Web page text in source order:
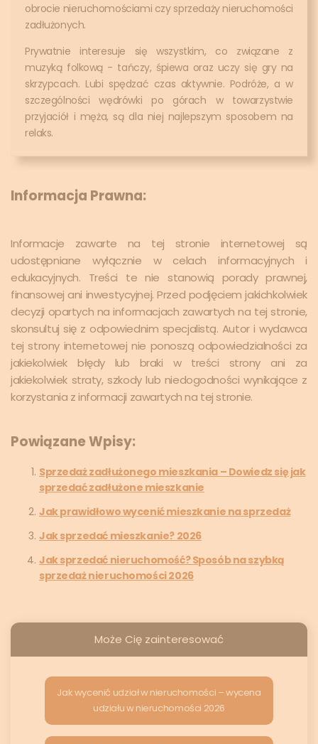
obrocie nieruchomościami czy sprzedaży nieruchomości
zadłużonych.
Prywatnie interesuje się wszystkim, co związane z
muzyką folkową - tańczy, śpiewa oraz uczy się gry na
skrzypcach. Lubi spędzać czas aktywnie. Podróże, a w
szczególności wędrówki po górach w towarzystwie
przyjaciół i męża, są dla niej najlepszym sposobem na
relaks.
Informacja Prawna:
Informacje zawarte na tej stronie internetowej są
udostępniane wyłącznie w celach informacyjnych i
edukacyjnych. Treści te nie stanowią porady prawnej,
finansowej ani inwestycyjnej. Przed podjęciem jakichkolwiek
decyzji opartych na informacjach zawartych na tej stronie,
skonsultuj się z odpowiednim specjalistą. Autor i wydawca
tej strony internetowej nie ponoszą odpowiedzialności za
jakiekolwiek błędy lub braki w treści strony ani za
jakiekolwiek straty, szkody lub niedogodności wynikające z
korzystania z informacji zawartych na tej stronie.
Powiązane Wpisy:
Sprzedaż zadłużonego mieszkania – Dowiedz się jak
sprzedać zadłużone mieszkanie
Jak prawidłowo wycenić mieszkanie na sprzedaż
Jak sprzedać mieszkanie? 2026
Jak sprzedać nieruchomość? Sposób na szybką
sprzedaż nieruchomości 2026
Może Cię zainteresować
Jak wycenić udział w nieruchomości – wycena
udziału w nieruchomości 2026